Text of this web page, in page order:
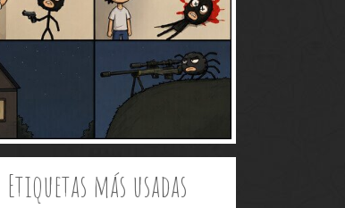
Etiquetas más usadas